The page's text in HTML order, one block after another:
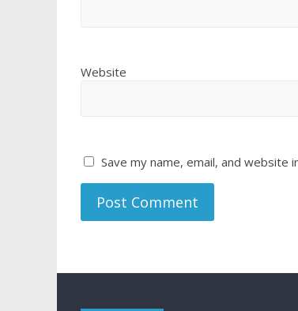
Website
Save my name, email, and